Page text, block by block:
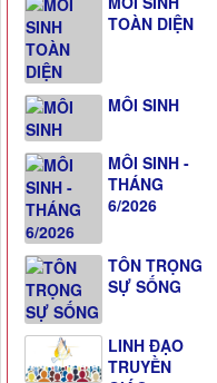
TOÀN DIỆN
MÔI SINH
MÔI SINH -
THÁNG
6/2026
TÔN TRỌNG
SỰ SỐNG
LINH ĐẠO
TRUYỀN